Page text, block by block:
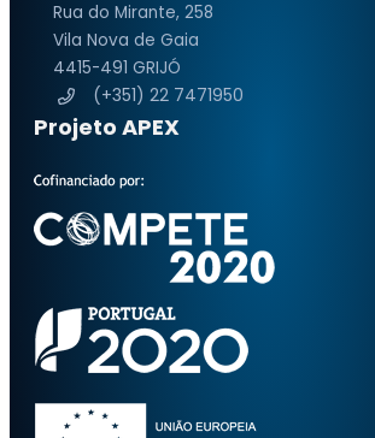
Rua do Mirante, 258
Vila Nova de Gaia
4415-491 GRIJÓ
(+351) 22 7471950
Projeto APEX